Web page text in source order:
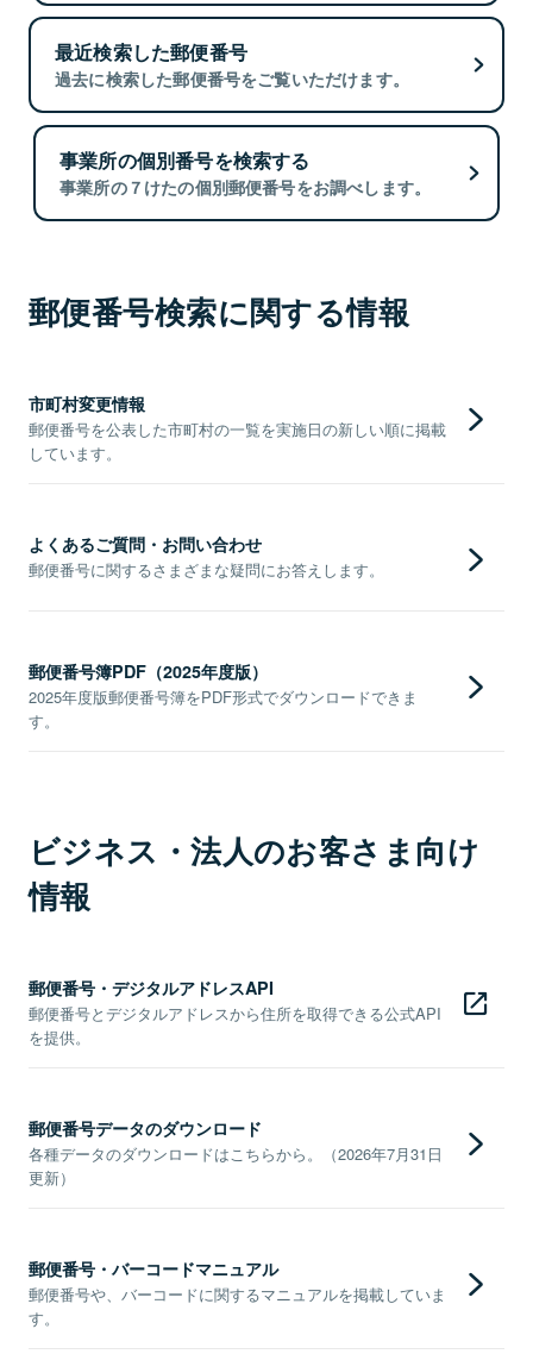
最近検索した郵便番号
過去に検索した郵便番号をご覧いただけます。
事業所の個別番号を検索する
事業所の７けたの個別郵便番号をお調べします。
郵便番号検索に関する情報
市町村変更情報
郵便番号を公表した市町村の一覧を実施日の新しい順に掲載
しています。
よくあるご質問・お問い合わせ
郵便番号に関するさまざまな疑問にお答えします。
郵便番号簿PDF（2025年度版）
2025年度版郵便番号簿をPDF形式でダウンロードできま
す。
ビジネス・法人のお客さま向け
情報
郵便番号・デジタルアドレスAPI
郵便番号とデジタルアドレスから住所を取得できる公式API
を提供。
郵便番号データのダウンロード
各種データのダウンロードはこちらから。（2026年7月31日
更新）
郵便番号・バーコードマニュアル
郵便番号や、バーコードに関するマニュアルを掲載していま
す。